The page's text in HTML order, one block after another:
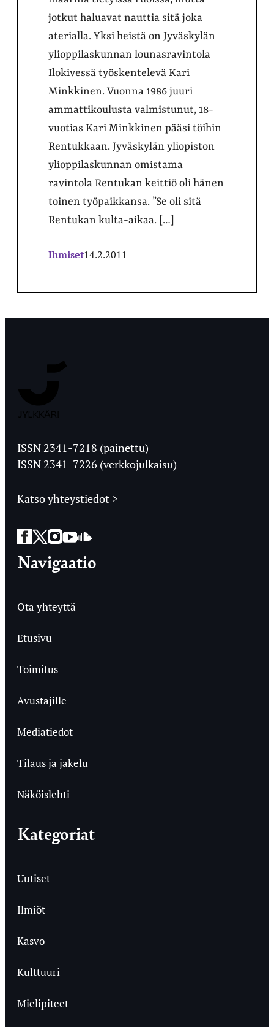
jotkut haluavat nauttia sitä joka
aterialla. Yksi heistä on Jyväskylän
ylioppilaskunnan lounasravintola
Ilokivessä työskentelevä Kari
Minkkinen. Vuonna 1986 juuri
ammattikoulusta valmistunut, 18-
vuotias Kari Minkkinen pääsi töihin
Rentukkaan. Jyväskylän yliopiston
ylioppilaskunnan omistama
ravintola Rentukan keittiö oli hänen
toinen työpaikkansa. ”Se oli sitä
Rentukan kulta-aikaa. […]
Ihmiset14.2.2011
Ylioppilaslehti
ISSN 2341-7218 (painettu)
ISSN 2341-7226 (verkkojulkaisu)
Katso yhteystiedot >
Facebook
Twitter
Instagram
YouTube
SoundCloud
Navigaatio
Ota yhteyttä
Etusivu
Toimitus
Avustajille
Mediatiedot
Tilaus ja jakelu
Näköislehti
Kategoriat
Uutiset
Ilmiöt
Kasvo
Kulttuuri
Mielipiteet